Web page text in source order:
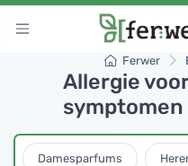
Ferwer
Allergie
Damesparfums